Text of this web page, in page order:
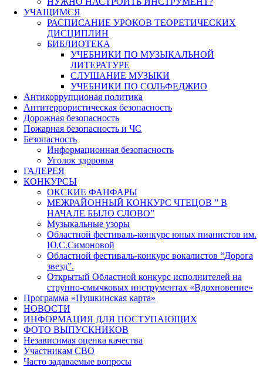
УЧАЩИМСЯ
РАСПИСАНИЕ УРОКОВ ТЕОРЕТИЧЕСКИХ
ДИСЦИПЛИН
БИБЛИОТЕКА
УЧЕБНИКИ ПО МУЗЫКАЛЬНОЙ
ЛИТЕРАТУРЕ
СЛУШАНИЕ МУЗЫКИ
УЧЕБНИКИ ПО СОЛЬФЕДЖИО
Антикоррупционая политика
Антитеррористическая безопасность
Дорожная безопасность
Пожарная безопасность и ЧС
Безопасность
Информационная безопасность
Уголок здоровья
ГАЛЕРЕЯ
КОНКУРСЫ
ОКСКИЕ ФАНФАРЫ
МЕЖРАЙОННЫЙ КОНКУРС ЧТЕЦОВ ” В
НАЧАЛЕ БЫЛО СЛОВО”
Музыкальные узоры
Областной фестиваль-конкурс юных пианистов им.
Ю.С.Симоновой
Областной фестиваль-конкурс вокалистов “Дорога
звезд”.
Открытый Областной конкурс исполнителей на
струнно-смычковых инструментах «Вдохновение»
Программа «Пушкинская карта»
НОВОСТИ
ИНФОРМАЦИЯ ДЛЯ ПОСТУПАЮЩИХ
ФОТО ВЫПУСКНИКОВ
Независимая оценка качества
Участникам СВО
Часто задаваемые вопросы